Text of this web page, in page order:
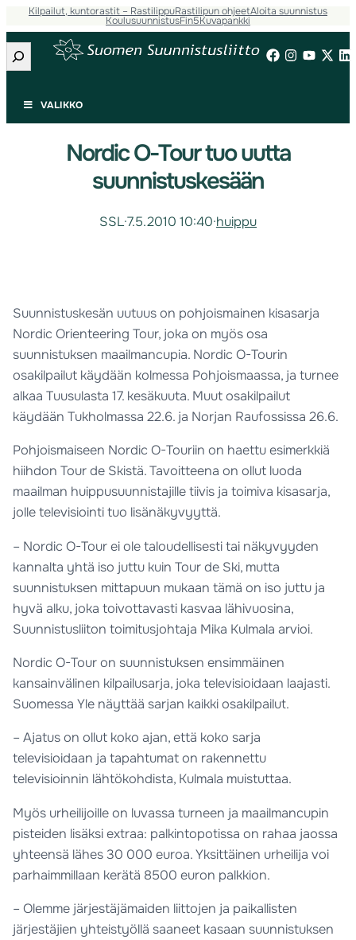
Kilpailut, kuntorastit – RastilippuRastilipun ohjeetAloita suunnistus
KoulusuunnistusFin5Kuvapankki
Etsi
VALIKKO
Nordic O-Tour tuo uutta
suunnistuskesään
SSL·7.5.2010 10:40·huippu
Suunnistuskesän uutuus on pohjoismainen kisasarja
Nordic Orienteering Tour, joka on myös osa
suunnistuksen maailmancupia. Nordic O-Tourin
osakilpailut käydään kolmessa Pohjoismaassa, ja turnee
alkaa Tuusulasta 17. kesäkuuta. Muut osakilpailut
käydään Tukholmassa 22.6. ja Norjan Raufossissa 26.6.
Pohjoismaiseen Nordic O-Touriin on haettu esimerkkiä
hiihdon Tour de Skistä. Tavoitteena on ollut luoda
maailman huippusuunnistajille tiivis ja toimiva kisasarja,
jolle televisiointi tuo lisänäkyvyyttä.
– Nordic O-Tour ei ole taloudellisesti tai näkyvyyden
kannalta yhtä iso juttu kuin Tour de Ski, mutta
suunnistuksen mittapuun mukaan tämä on iso juttu ja
hyvä alku, joka toivottavasti kasvaa lähivuosina,
Suunnistusliiton toimitusjohtaja Mika Kulmala arvioi.
Nordic O-Tour on suunnistuksen ensimmäinen
kansainvälinen kilpailusarja, joka televisioidaan laajasti.
Suomessa Yle näyttää sarjan kaikki osakilpailut.
– Ajatus on ollut koko ajan, että koko sarja
televisioidaan ja tapahtumat on rakennettu
televisioinnin lähtökohdista, Kulmala muistuttaa.
Myös urheilijoille on luvassa turneen ja maailmancupin
pisteiden lisäksi extraa: palkintopotissa on rahaa jaossa
yhteensä lähes 30 000 euroa. Yksittäinen urheilija voi
parhaimmillaan kerätä 8500 euron palkkion.
– Olemme järjestäjämaiden liittojen ja paikallisten
järjestäjien yhteistyöllä saaneet kasaan suunnistuksen